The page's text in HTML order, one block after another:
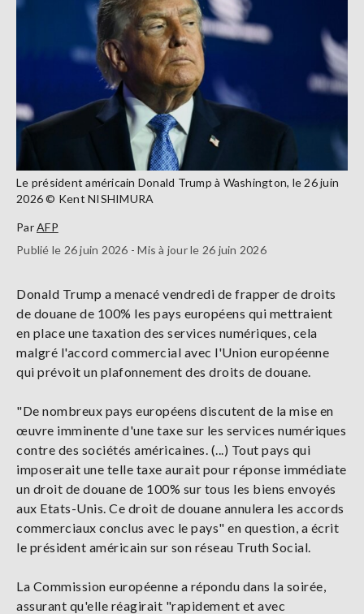
Le président américain Donald Trump à Washington, le 26 juin
2026 © Kent NISHIMURA
ParAFP
Publié le 26 juin 2026 - Mis à jour le 26 juin 2026
Donald Trump a menacé vendredi de frapper de droits
de douane de 100% les pays européens qui mettraient
en place une taxation des services numériques, cela
malgré l'accord commercial avec l'Union européenne
qui prévoit un plafonnement des droits de douane.
"De nombreux pays européens discutent de la mise en
œuvre imminente d'une taxe sur les services numériques
contre des sociétés américaines. (...) Tout pays qui
imposerait une telle taxe aurait pour réponse immédiate
un droit de douane de 100% sur tous les biens envoyés
aux Etats-Unis. Ce droit de douane annulera les accords
commerciaux conclus avec le pays" en question, a écrit
le président américain sur son réseau Truth Social.
La Commission européenne a répondu dans la soirée,
assurant qu'elle réagirait "rapidement et avec